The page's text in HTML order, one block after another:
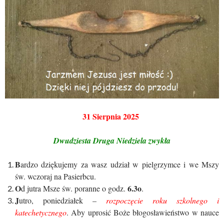
31 Sierpnia 2025
Dwudziesta Druga Niedziela zwykła
Bardzo dziękujemy za wasz udział w pielgrzymce i we Mszy
św. wczoraj na Pasierbcu.
Od jutra Msze św. poranne o godz. 6.3o.
Jutro, poniedziałek – rozpoczęcie roku szkolnego i
katechetycznego. Aby uprosić Boże błogosławieństwo w nauce